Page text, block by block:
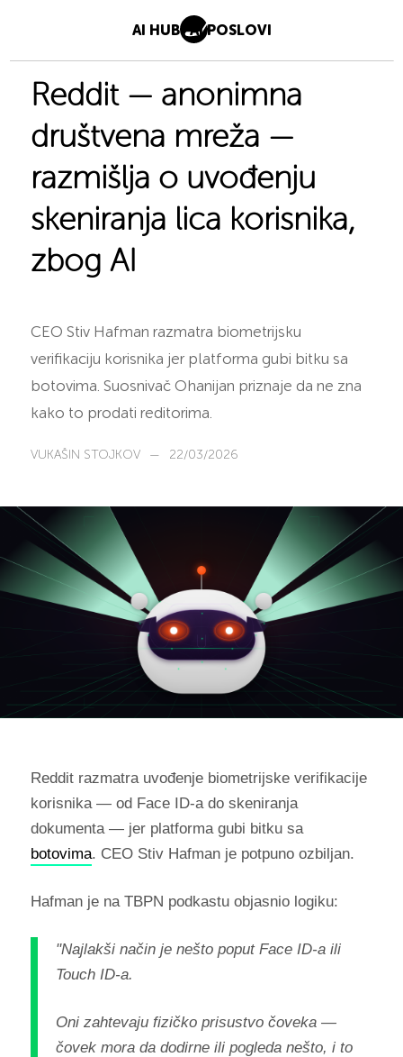
AI HUB AI POSLOVI
Reddit — anonimna
društvena mreža —
razmišlja o uvođenju
skeniranja lica korisnika,
zbog AI
CEO Stiv Hafman razmatra biometrijsku
verifikaciju korisnika jer platforma gubi bitku sa
botovima. Suosnivač Ohanijan priznaje da ne zna
kako to prodati reditorima.
VUKAŠIN STOJKOV — 22/03/2026
Reddit razmatra uvođenje biometrijske verifikacije
korisnika — od Face ID-a do skeniranja
dokumenta — jer platforma gubi bitku sa
botovima. CEO Stiv Hafman je potpuno ozbiljan.
Hafman je na TBPN podkastu objasnio logiku:
"Najlakši način je nešto poput Face ID-a ili
Touch ID-a.
Oni zahtevaju fizičko prisustvo čoveka —
čovek mora da dodirne ili pogleda nešto, i to